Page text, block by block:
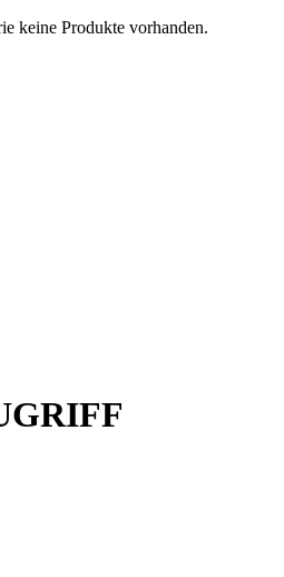
keine Produkte vorhanden.